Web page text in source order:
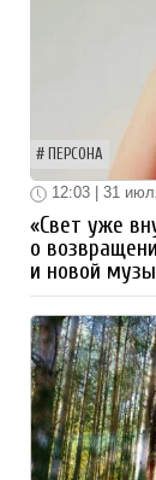
ПЕРСОНА
12:03 | 31
«Свет уже
о
и новой